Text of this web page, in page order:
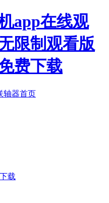
app在线观
限制观看版
费下载
载